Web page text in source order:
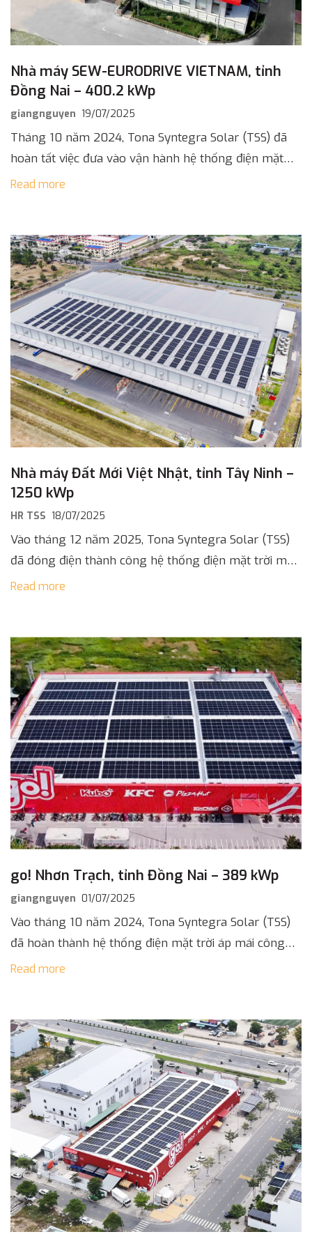
Nhà máy SEW-EURODRIVE VIETNAM, tỉnh
Đồng Nai – 400.2 kWp
giangnguyen 19/07/2025
Tháng 10 năm 2024, Tona Syntegra Solar (TSS) đã
hoàn tất việc đưa vào vận hành hệ thống điện mặt
trời áp mái với công suất 400,2 kWp tại cơ [...]
Read more
Nhà máy Đất Mới Việt Nhật, tỉnh Tây Ninh –
1250 kWp
HR TSS 18/07/2025
Vào tháng 12 năm 2025, Tona Syntegra Solar (TSS)
đã đóng điện thành công hệ thống điện mặt trời mái
nhà công suất 1.250 kWp cho Công ty Cổ phần [...]
Read more
go! Nhơn Trạch, tỉnh Đồng Nai – 389 kWp
giangnguyen 01/07/2025
Vào tháng 10 năm 2024, Tona Syntegra Solar (TSS)
đã hoàn thành hệ thống điện mặt trời áp mái công
suất 389 kWp cho Central Retail Việt Nam. Dự án [...]
Read more